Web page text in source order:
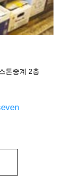
톤중계 2층